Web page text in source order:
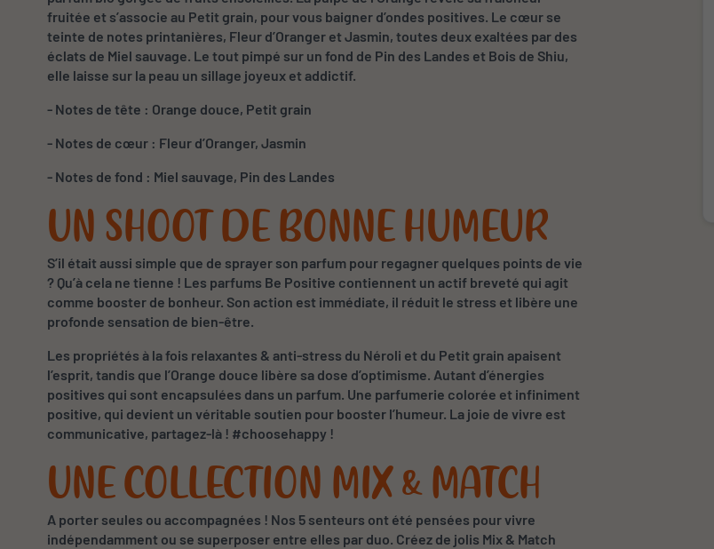
fruitée et s’associe au Petit grain, pour vous baigner d’ondes positives. Le cœur se
teinte de notes printanières, Fleur d’Oranger et Jasmin, toutes deux exaltées par des
éclats de Miel sauvage. Le tout pimpé sur un fond de Pin des Landes et Bois de Shiu,
elle laisse sur la peau un sillage joyeux et addictif.
- Notes de tête : Orange douce, Petit grain
- Notes de cœur : Fleur d’Oranger, Jasmin
- Notes de fond : Miel sauvage, Pin des Landes
UN SHOOT DE BONNE HUMEUR
S’il était aussi simple que de sprayer son parfum pour regagner quelques points de vie
? Qu’à cela ne tienne ! Les parfums Be Positive contiennent un actif breveté qui agit
comme booster de bonheur. Son action est immédiate, il réduit le stress et libère une
profonde sensation de bien-être.
Les propriétés à la fois relaxantes & anti-stress du Néroli et du Petit grain apaisent
l’esprit, tandis que l’Orange douce libère sa dose d’optimisme. Autant d’énergies
positives qui sont encapsulées dans un parfum. Une parfumerie colorée et infiniment
positive, qui devient un véritable soutien pour booster l’humeur. La joie de vivre est
communicative, partagez-là ! #choosehappy !
UNE COLLECTION MIX & MATCH
A porter seules ou accompagnées ! Nos 5 senteurs ont été pensées pour vivre
indépendamment ou se superposer entre elles par duo. Créez de jolis Mix & Match